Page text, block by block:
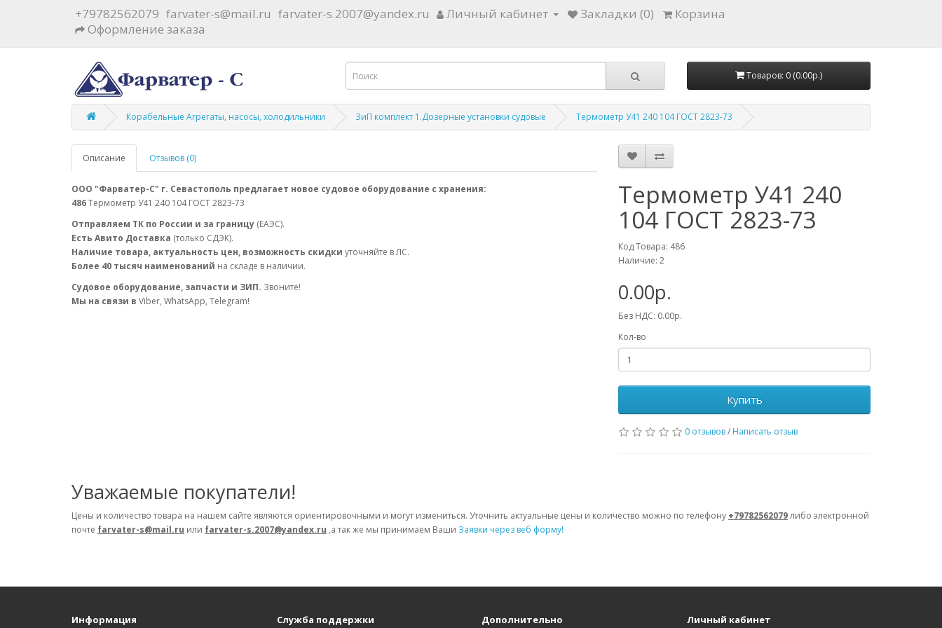
+79782562079 farvater-s@mail.ru farvater-s.2007@yandex.ru Личный кабинет Закладки (0)
Корзина
Оформление заказа
Товаров: 0 (0.00р.)
Корабельные Агрегаты, насосы, холодильники ЗиП комплект 1.Дозерные установки судовые Термометр У41 240 104 ГОСТ 2823-73
Описание Отзывов (0)
ООО "Фарватер-С" г. Севастополь предлагает новое судовое оборудование с хранения:
486Термометр У41 240 104 ГОСТ 2823-73
Отправляем ТК по России и за границу (ЕАЭС).
Есть Авито Доставка (только СДЭК).
Наличие товара, актуальность цен, возможность скидки уточняйте в ЛС.
Более 40 тысяч наименований на складе в наличии.
Судовое оборудование, запчасти и ЗИП. Звоните!
Мы на связи в Viber, WhatsApp, Telegram!
Термометр У41 240
104 ГОСТ 2823-73
Код Товара: 486
Наличие: 2
0.00р.
Без НДС: 0.00р.
Кол-во
Купить
0 отзывов/ Написать отзыв
Уважаемые покупатели!
Цены и количество товара на нашем сайте являются ориентировочными и могут измениться. Уточнить актуальные цены и количество можно по телефону +79782562079либо электронной
почте farvater-s@mail.ru или farvater-s.2007@yandex.ru ,а так же мы принимаем Ваши Заявки через веб форму!
Информация Служба поддержки Дополнительно Личный кабинет